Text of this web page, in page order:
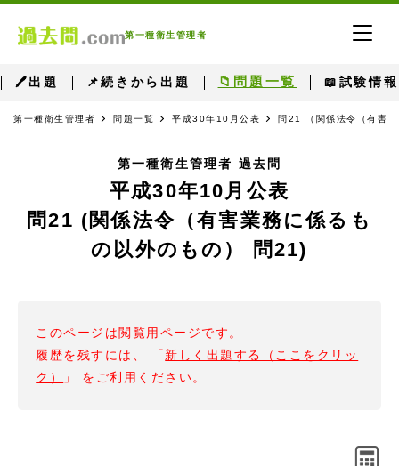
第一種衛生管理者
🖊出題 📌続きから出題 📁問題一覧 📖試験情報
第一種衛生管理者 問題一覧 平成30年10月公表 問21 （関係法令（有害
第一種衛生管理者 過去問
平成30年10月公表
問21 (関係法令（有害業務に係るも
の以外のもの） 問21)
このページは閲覧用ページです。
履歴を残すには、 「 新しく出題する（ここをクリッ
ク）
」 をご利用ください。